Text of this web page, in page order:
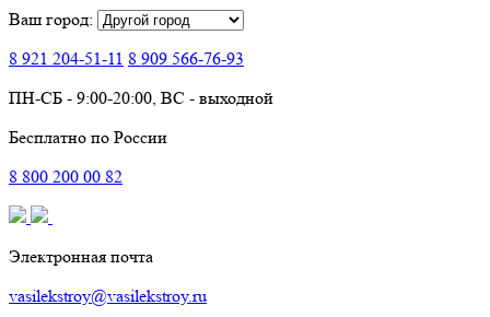
Ваш город:
8 921 204-51-11 8 909 566-76-93
ПН-СБ - 9:00-20:00, ВС - выходной
Бесплатно по России
8 800 200 00 82
Электронная почта
vasilekstroy@vasilekstroy.ru